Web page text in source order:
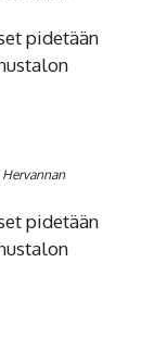
pidetään
Hervannan
pidetään